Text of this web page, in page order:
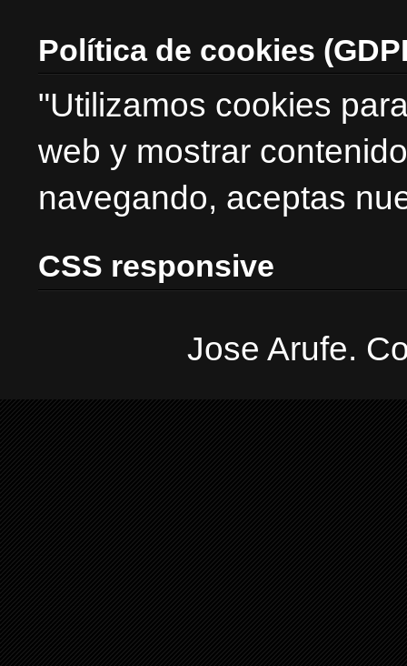
Política de cookies
"Utilizamos cookies
web y mostrar
navegando, aceptas
CSS responsive
Jose Arufe.